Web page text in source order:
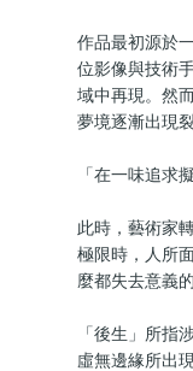
作品最初源於
位影像與技術
域中再現。然
夢境逐漸出現
「在一味追求
此時，藝術家
極限時，人所
麼都失去意義
「後生」所指
虛無邊緣所出